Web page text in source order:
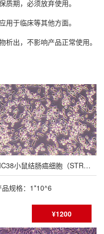
期，必须放弃使用。
于临床等其他方面。
出，不影响产品正常使用。
MC38小鼠结肠癌细胞（STR鉴定报告/种属鉴定报告）
品规格：1*10^6
¥1200